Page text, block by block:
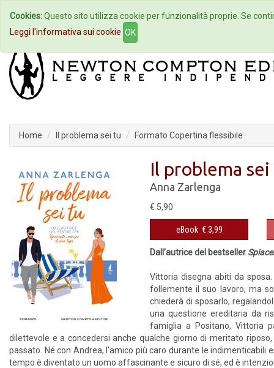
Home Autori Eventi
Home Il problema sei tu Formato Copertina flessibile
Il problema
Anna Zarlenga
€ 5,90
eBook € 3,99
Dall’autrice del bestseller
Vittoria disegna abiti da
follemente il suo lavoro, ma
chiederà di sposarlo,
una questione ereditaria da
famiglia a Positano, Vittoria
dilettevole e a concedersi anche qualche giorno di meritato
passato. Né con Andrea, l’amico più caro durante le
tempo è diventato un uomo affascinante e sicuro di sé, ed è
Cookies:Questo sito utilizza cookie per funzionalità proprie. Se
Leggi l'informativa sui cookie OK